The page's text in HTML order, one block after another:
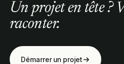
Un projet en tête ?
raconter.
Démarrer un projet